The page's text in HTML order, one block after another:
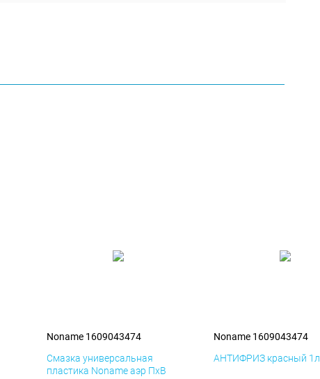
Noname 1609043474
Смазка универсальная
пластика Noname аэр ПхВ
Noname 1609043474
АНТИФРИЗ красный 1л.